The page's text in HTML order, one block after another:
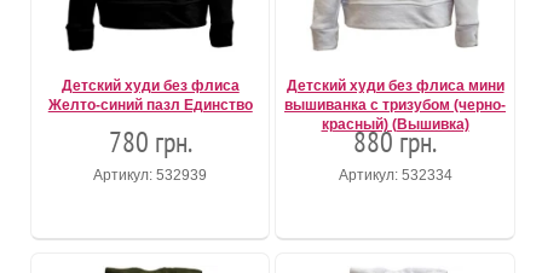
Детский худи без флиса
Желто-синий пазл Единство
780 грн.
Артикул: 532939
Детский худи без флиса мини
вышиванка с тризубом (черно-
красный) (Вышивка)
880 грн.
Артикул: 532334